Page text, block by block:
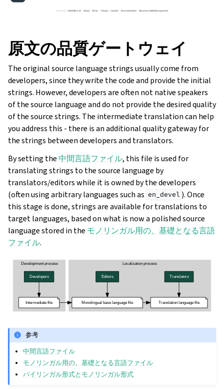
原文の品質ゲートウェイ
The original source language strings usually come from
developers, since they write the code and provide the initial
strings. However, developers are often not native speakers
of the source language and do not provide the desired quality
of the source strings. The intermediate translation can help
you address this - there is an additional quality gateway for
the strings between developers and translators.
By setting the中間言語ファイル, this file is used for
translating strings to the source language by
translators/editors while it is owned by the developers
(often using arbitrary languages such as en_devel ). Once
this stage is done, strings are available for translations to
target languages, based on what is now a polished source
language stored in the モノリンガル用の、基礎となる言語
ファイル.
参考
中間言語ファイル
モノリンガル用の、基礎となる言語ファイル
バイリンガル形式とモノリンガル形式